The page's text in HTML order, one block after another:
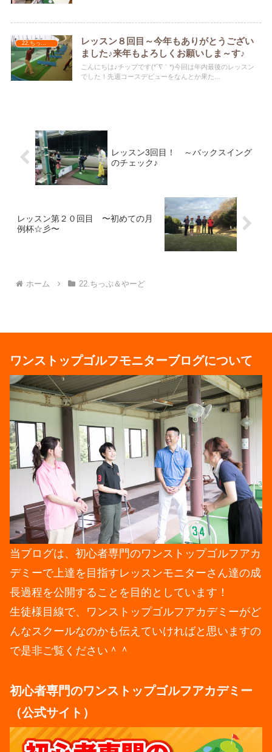
22.ちっぷ＆やーど
レッスン８回目～今年もありがとうござい
ました♪来年もよろしくお願いしま～す♪
こんにちは♪チップです(*´∇｀*)今回は年内最後のレッスン
でした！先週コースデビューをなんとか果た...
レッスン3回目！ ～バックスイング
のチェック♪
レッスン第２０回目 〜初めての月
例杯☆彡〜
ホーム 22.ちっぷ＆やーど
ワンストップゴルフモニターブログについて
当ブログは、初心者専門のワンストップゴルフアカ
デミーで上達を目指すレッスンモニターさん達の成
長過程を公開することを目的としています！
生徒様目線で、ワンストップゴルフアカデミーがど
んなスクールなのかも伝えていければと思いますの
で是非ご覧ください＾＾
初心者専門のワンストップゴルフアカデミー
（公式サイト）